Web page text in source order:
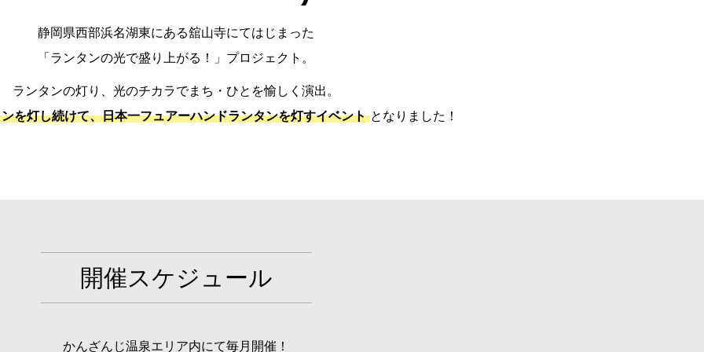
静岡県西部浜名湖東にある舘山寺にてはじまった
「ランタンの光で盛り上がる！」プロジェクト。
ランタンの灯り、光のチカラでまち・ひとを愉しく演出。
を灯し続けて、日本一フュアーハンドランタンを灯すイベント となりました！
開催スケジュール
かんざんじ温泉エリア内にて毎月開催！